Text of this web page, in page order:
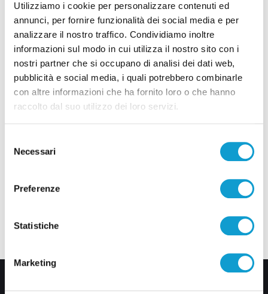
Utilizziamo i cookie per personalizzare contenuti ed
annunci, per fornire funzionalità dei social media e per
analizzare il nostro traffico. Condividiamo inoltre
informazioni sul modo in cui utilizza il nostro sito con i
nostri partner che si occupano di analisi dei dati web,
pubblicità e social media, i quali potrebbero combinarle
con altre informazioni che ha fornito loro o che hanno
raccolto dal suo utilizzo dei loro servizi.
delNecessari
Preferenze
Statistiche
Marketing